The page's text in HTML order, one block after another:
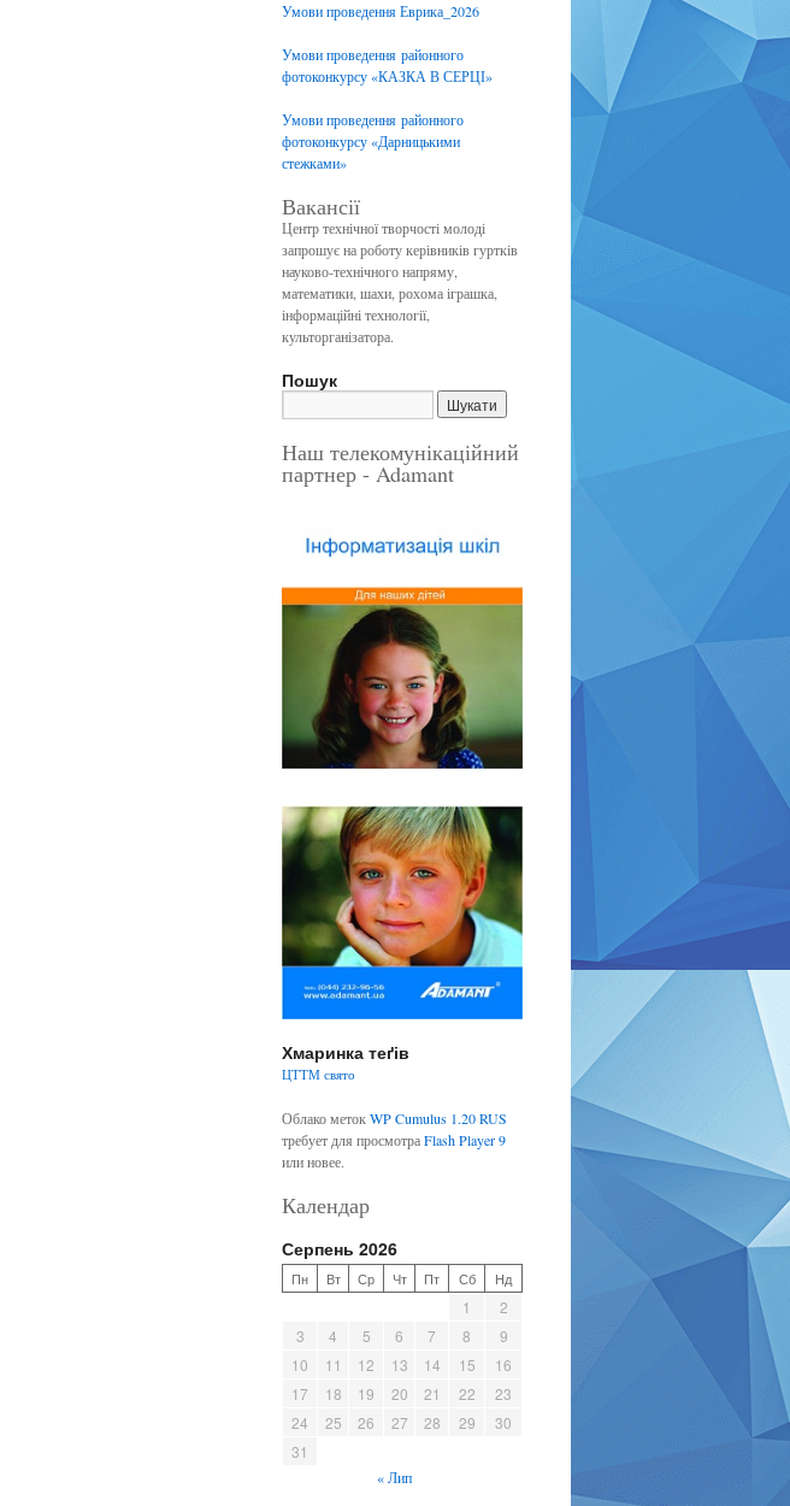
Умови проведення Еврика_2026
Умови проведення районного
фотоконкурсу «КАЗКА В СЕРЦІ»
Умови проведення районного
фотоконкурсу «Дарницькими
стежками»
Вакансії
Центр технічної творчості молоді
запрошує на роботу керівників гуртків
науково-технічного напряму,
математики, шахи, рохома іграшка,
інформаційні технології,
культорганізатора.
Пошук
Наш телекомунікаційний
партнер - Adamant
Хмаринка теґів
ЦТТМ свято
Облако метокWP Cumulus 1.20 RUS
требует для просмотраFlash Player 9
или новее.
Календар
Серпень 2026
Пн Вт Ср Чт Пт Сб Нд
1
2
3
4 5 6 7 8
9
10
11 12 13 14 15
16
17
18 19 20 21 22
23
24
25 26 27 28 29
30
31
« Лип